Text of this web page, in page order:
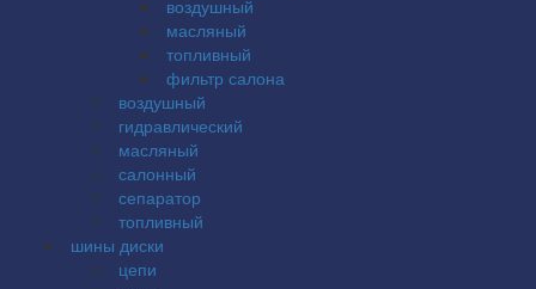
воздушный
масляный
топливный
фильтр салона
воздушный
гидравлический
масляный
салонный
сепаратор
топливный
шины диски
цепи